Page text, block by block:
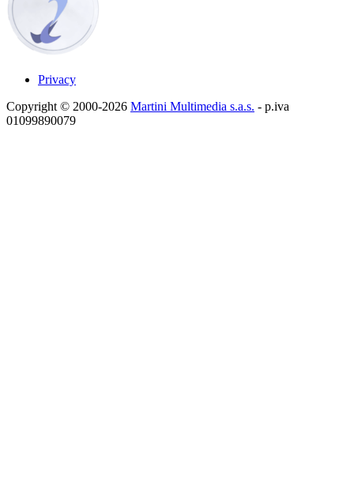
Privacy
Copyright © 2000-2026 Martini Multimedia s.a.s. - p.iva
01099890079